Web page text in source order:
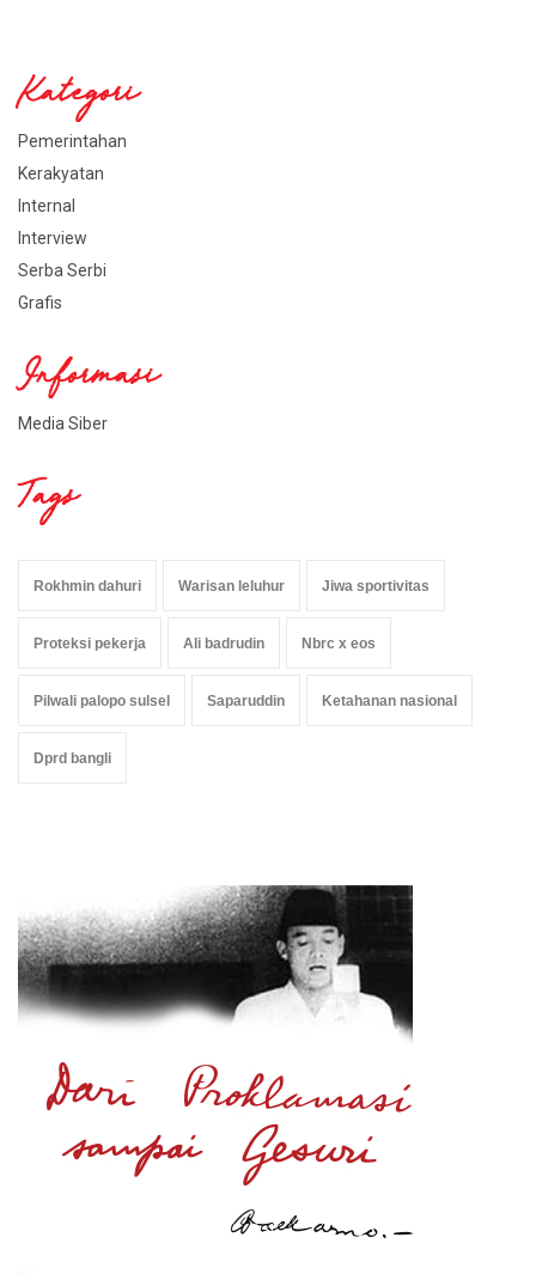
Kategori
Pemerintahan
Kerakyatan
Internal
Interview
Serba Serbi
Grafis
Informasi
Media Siber
Tags
Rokhmin dahuri Warisan leluhur Jiwa sportivitas
Proteksi pekerja Ali badrudin Nbrc x eos
Pilwali palopo sulsel Saparuddin Ketahanan nasional
Dprd bangli